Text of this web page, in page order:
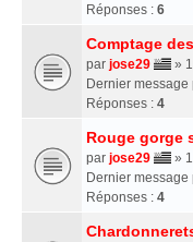
Réponses : 6
Comptage
par jose29
»
Dernier message
Réponses : 4
Rouge gorge
par jose29
»
Dernier message
Réponses : 4